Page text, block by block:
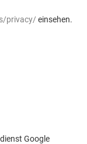
privacy/ einsehen.
Google